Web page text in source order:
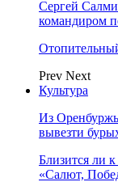
Сергей
командиром
Prev Next
Культура
Из
вывезти
Близится ли
«Салют,